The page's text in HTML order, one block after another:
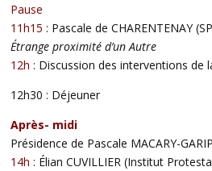
Pause
11h15 : Pascale de CHARENTENAY
Étrange proximité d’un Autre
12h : Discussion des interventions de
12h30 : Déjeuner
Après- midi
Présidence de Pascale MACARY-
14h : Élian CUVILLIER (Institut